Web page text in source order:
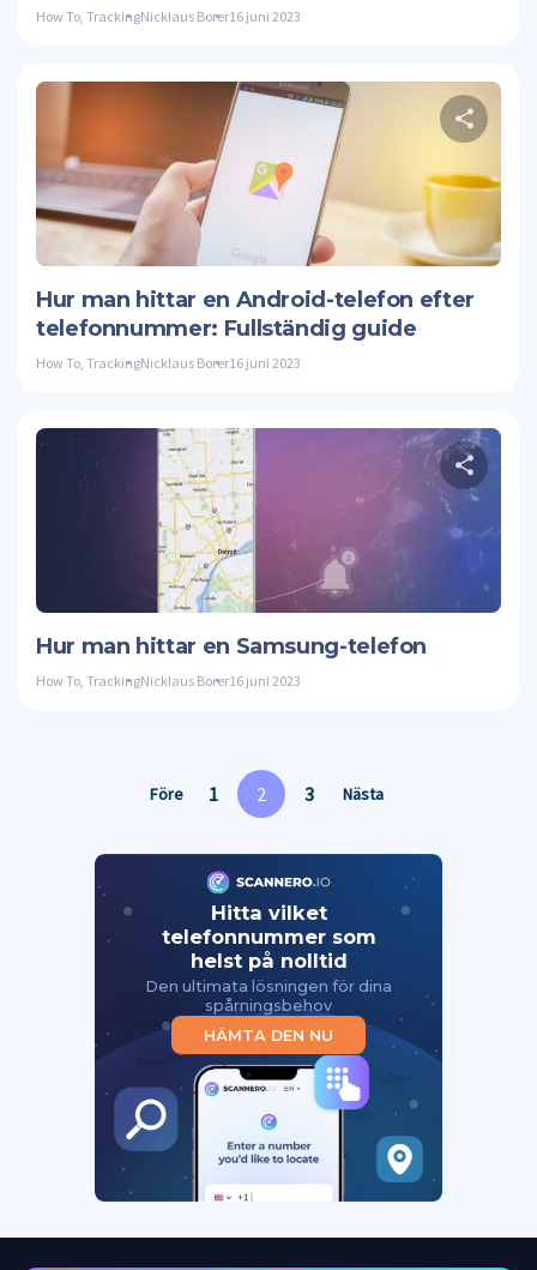
How To TrackingNicklaus Borer16 juni 2023
Hur man hittar en Android-telefon efter
telefonnummer: Fullständig guide
How To TrackingNicklaus Borer16 juni 2023
Hur man hittar en Samsung-telefon
How To TrackingNicklaus Borer16 juni 2023
Före 1 2 3 Nästa
Hitta vilket
telefonnummer som
helst på nolltid
Den ultimata lösningen för dina
spårningsbehov
HÄMTA DEN NU